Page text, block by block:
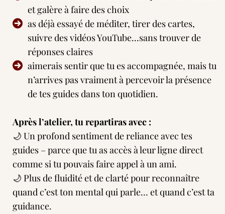
et galère à faire des choix
as déjà essayé de méditer, tirer des cartes,
suivre des vidéos YouTube…sans trouver de
réponses claires
aimerais sentir que tu es accompagnée, mais tu
n’arrives pas vraiment à percevoir la présence
de tes guides dans ton quotidien.
Après l’atelier, tu repartiras avec :
🌙 Un profond sentiment de reliance avec tes
guides – parce que tu as accès à leur ligne direct
comme si tu pouvais faire appel à un ami.
🌙 Plus de fluidité et de clarté pour reconnaître
quand c’est ton mental qui parle… et quand c’est ta
guidance.